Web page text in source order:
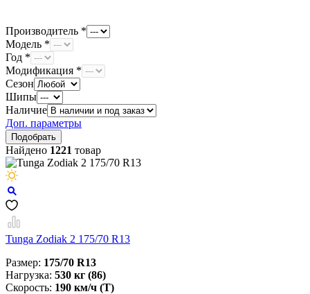
Производитель *
Модель *
Год *
Модификация *
Сезон
Шипы
Наличие
Доп. параметры
Найдено 1221 товар
Tunga Zodiak 2 175/70 R13
Размер: 175/70 R13
Нагрузка: 530 кг (86)
Скорость: 190 км/ч (T)